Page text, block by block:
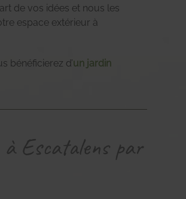
de vos idées et nous les
espace extérieur à
bénéficierez d’un jardin
Escatalens par